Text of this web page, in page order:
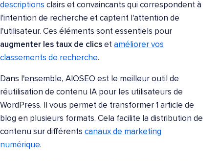
descriptions clairs et convaincants qui correspondent à
l'intention de recherche et captent l'attention de
l'utilisateur. Ces éléments sont essentiels pour
augmenter les taux de clics et améliorer vos
classements de recherche.
Dans l'ensemble, AIOSEO est le meilleur outil de
réutilisation de contenu IA pour les utilisateurs de
WordPress. Il vous permet de transformer 1 article de
blog en plusieurs formats. Cela facilite la distribution de
contenu sur différents canaux de marketing
numérique.